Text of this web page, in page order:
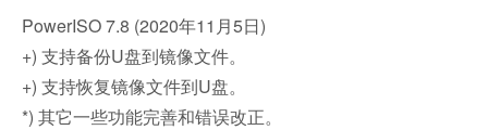
PowerISO 7.8 (2020年11月5日)
+) 支持备份U盘到镜像文件。
+) 支持恢复镜像文件到U盘。
*) 其它一些功能完善和错误改正。